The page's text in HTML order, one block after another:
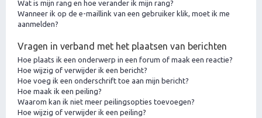
Wat is mijn rang en hoe verander ik mijn rang?
Wanneer ik op de e-maillink van een gebruiker klik, moet ik me
aanmelden?
Vragen in verband met het plaatsen van berichten
Hoe plaats ik een onderwerp in een forum of maak een reactie?
Hoe wijzig of verwijder ik een bericht?
Hoe voeg ik een onderschrift toe aan mijn bericht?
Hoe maak ik een peiling?
Waarom kan ik niet meer peilingsopties toevoegen?
Hoe wijzig of verwijder ik een peiling?